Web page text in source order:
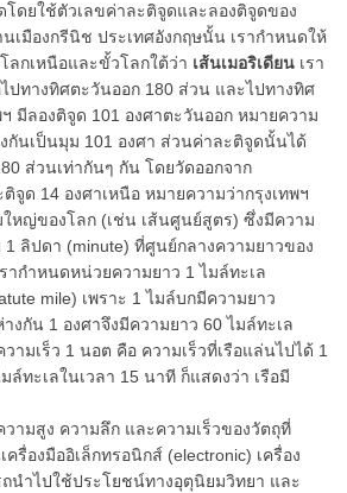
ยใช้ตัวเลขค่าละติจูดและลองติจูดของ
มืองกรีนิช ประเทศอังกฤษนั้น เรากำหนดให้
ลกเหนือและขั้วโลกใต้ว่า เส้นเมอริเดียน เรา
ปทางทิศตะวันออก 180 ส่วน และไปทางทิศ
มีลองติจูด 101 องศาตะวันออก หมายความ
กันเป็นมุม 101 องศา ส่วนค่าละติจูดนั้นได้
ส่วนเท่ากันๆ กัน โดยวัดออกจาก
จูด 14 องศาเหนือ หมายความว่ากรุงเทพฯ
หญ่ของโลก (เช่น เส้นศูนย์สูตร) ซึ่งมีความ
ลิปดา (minute) ที่ศูนย์กลางความยาวของ
กำหนดหน่วยความยาว 1 ไมล์ทะเล
mile) เพราะ 1 ไมล์บกมีความยาว
กัน 1 องศาจึงมีความยาว 60 ไมล์ทะเล
เร็ว 1 นอต คือ ความเร็วที่เรือแล่นไปได้ 1
ล์ทะเลในเวลา 15 นาที ก็แสดงว่า เรือมี
สูง ความลึก และความเร็วของวัตถุที่
ครื่องมืออิเล็กทรอนิกส์ (electronic) เครื่อง
นำไปใช้ประโยชน์ทางอุตุนิยมวิทยา และ